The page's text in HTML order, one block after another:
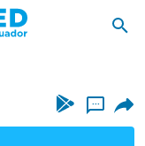
...